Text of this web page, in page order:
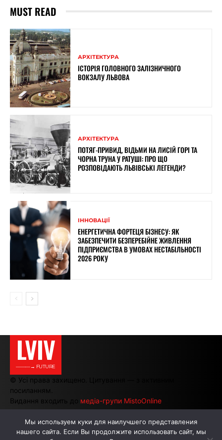
MUST READ
АРХІТЕКТУРА
ІСТОРІЯ ГОЛОВНОГО ЗАЛІЗНИЧНОГО
ВОКЗАЛУ ЛЬВОВА
АРХІТЕКТУРА
ПОТЯГ-ПРИВИД, ВІДЬМИ НА ЛИСІЙ ГОРІ ТА
ЧОРНА ТРУНА У РАТУШІ: ПРО ЩО
РОЗПОВІДАЮТЬ ЛЬВІВСЬКІ ЛЕГЕНДИ?
ІННОВАЦІЇ
ЕНЕРГЕТИЧНА ФОРТЕЦЯ БІЗНЕСУ: ЯК
ЗАБЕЗПЕЧИТИ БЕЗПЕРЕБІЙНЕ ЖИВЛЕННЯ
ПІДПРИЄМСТВА В УМОВАХ НЕСТАБІЛЬНОСТІ
2026 РОКУ
LVIV
———→ FUTURE
© Усі права захищено. Цитування — з активним
посиланням.
Видання входить до медіа-групи MistoOnline
АВТОРИ РЕКЛАМА НА САЙТІ
Мы используем куки для наилучшего представления
нашего сайта. Если Вы продолжите использовать сайт, мы